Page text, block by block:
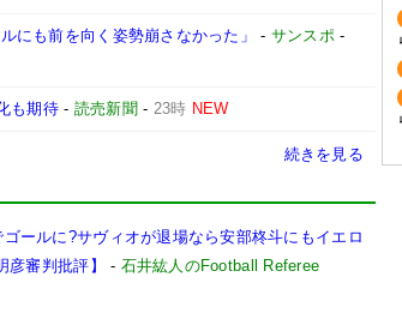
にも前を向く姿勢崩さなかった」 - サンスポ-
も期待 - 読売新聞 - 23時 NEW
続きを見る
ールに?サヴィオが退場なら安部柊斗にもイエロ
審判批評】
- 石井紘人のFootball Referee